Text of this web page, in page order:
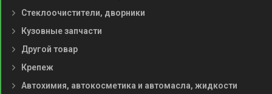
Стеклоочистители, дворники
Кузовные запчасти
Другой товар
Крепеж
Автохимия, автокосметика и автомасла, жидкости